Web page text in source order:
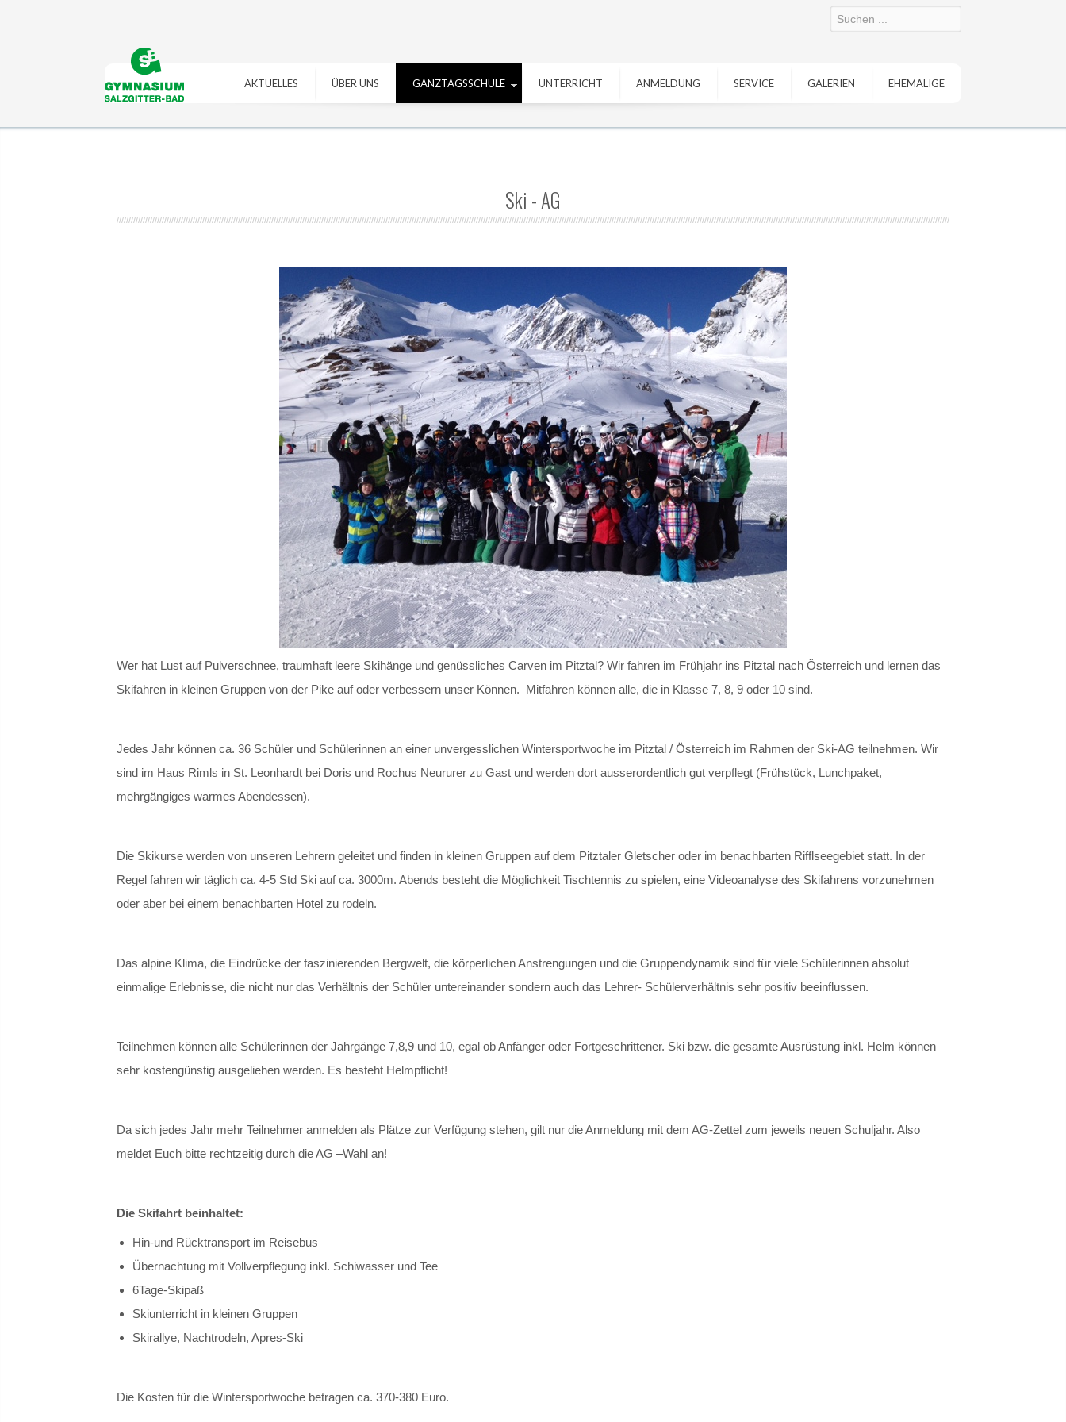
https://gymszbad.de/elvanse-
https://gymszbad.de/ritalin-
schweiz/https://gymszbad.de/vyvanse-
schweiz/https://gymszbad.de/elvanse-
rezeptfrei/https://gymszbad.de/attentin-
ohne-
rezept/https://gymszbad.de/adderall-
AKTUELLES ÜBER UNS GANZTAGSSCHULE UNTERRICHT ANMELDUNG SERVICE GALERIEN EHEMALIGE
Ski - AG
Wer hat Lust auf Pulverschnee, traumhaft leere Skihänge und genüssliches Carven im Pitztal? Wir fahren im Frühjahr ins Pitztal nach Österreich und lernen das
Skifahren in kleinen Gruppen von der Pike auf oder verbessern unser Können. Mitfahren können alle, die in Klasse 7, 8, 9 oder 10 sind.
Jedes Jahr können ca. 36 Schüler und Schülerinnen an einer unvergesslichen Wintersportwoche im Pitztal / Österreich im Rahmen der Ski-AG teilnehmen. Wir
sind im Haus Rimls in St. Leonhardt bei Doris und Rochus Neururer zu Gast und werden dort ausserordentlich gut verpflegt (Frühstück, Lunchpaket,
mehrgängiges warmes Abendessen).
Die Skikurse werden von unseren Lehrern geleitet und finden in kleinen Gruppen auf dem Pitztaler Gletscher oder im benachbarten Rifflseegebiet statt. In der
Regel fahren wir täglich ca. 4-5 Std Ski auf ca. 3000m. Abends besteht die Möglichkeit Tischtennis zu spielen, eine Videoanalyse des Skifahrens vorzunehmen
oder aber bei einem benachbarten Hotel zu rodeln.
Das alpine Klima, die Eindrücke der faszinierenden Bergwelt, die körperlichen Anstrengungen und die Gruppendynamik sind für viele Schülerinnen absolut
einmalige Erlebnisse, die nicht nur das Verhältnis der Schüler untereinander sondern auch das Lehrer- Schülerverhältnis sehr positiv beeinflussen.
Teilnehmen können alle Schülerinnen der Jahrgänge 7,8,9 und 10, egal ob Anfänger oder Fortgeschrittener. Ski bzw. die gesamte Ausrüstung inkl. Helm können
sehr kostengünstig ausgeliehen werden. Es besteht Helmpflicht!
Da sich jedes Jahr mehr Teilnehmer anmelden als Plätze zur Verfügung stehen, gilt nur die Anmeldung mit dem AG-Zettel zum jeweils neuen Schuljahr. Also
meldet Euch bitte rechtzeitig durch die AG –Wahl an!
Die Skifahrt beinhaltet:
Hin-und Rücktransport im Reisebus
Übernachtung mit Vollverpflegung inkl. Schiwasser und Tee
6Tage-Skipaß
Skiunterricht in kleinen Gruppen
Skirallye, Nachtrodeln, Apres-Ski
Die Kosten für die Wintersportwoche betragen ca. 370-380 Euro.